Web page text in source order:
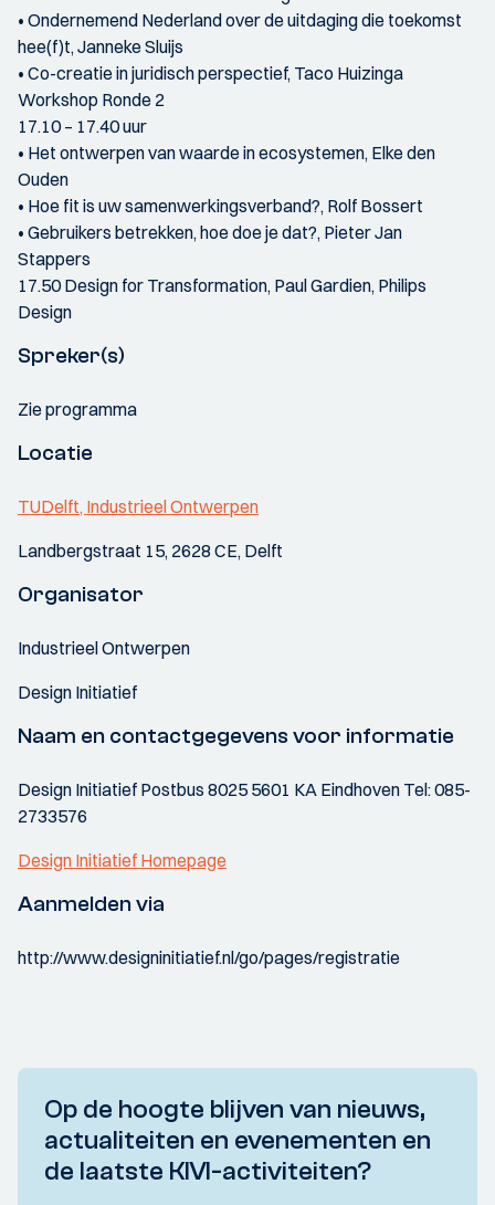
• Ondernemend Nederland over de uitdaging die toekomst
hee(f)t, Janneke Sluijs
• Co-creatie in juridisch perspectief, Taco Huizinga
Workshop Ronde 2
17.10 – 17.40 uur
• Het ontwerpen van waarde in ecosystemen, Elke den
Ouden
• Hoe fit is uw samenwerkingsverband?, Rolf Bossert
• Gebruikers betrekken, hoe doe je dat?, Pieter Jan
Stappers
17.50 Design for Transformation, Paul Gardien, Philips
Design
Spreker(s)
Zie programma
Locatie
TUDelft, Industrieel Ontwerpen
Landbergstraat 15, 2628 CE, Delft
Organisator
Industrieel Ontwerpen
Design Initiatief
Naam en contactgegevens voor informatie
Design Initiatief Postbus 8025 5601 KA Eindhoven Tel: 085-
2733576
Design Initiatief Homepage
Aanmelden via
http://www.designinitiatief.nl/go/pages/registratie
Op de hoogte blijven van nieuws,
actualiteiten en evenementen en
de laatste KIVI-activiteiten?